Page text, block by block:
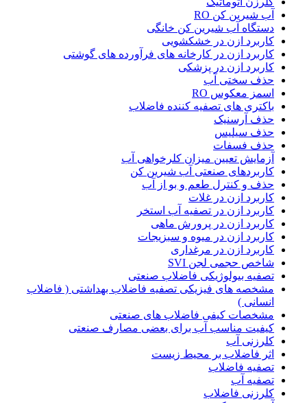
آب شیرین کن RO
دستگاه آب شیرین کن خانگی
کاربرد ازن در خشکشویی
کاربرد ازن در کارخانه های فرآورده های گوشتی
کاربرد ازن در پزشکی
حذف سختی آب
اسمز معکوس RO
باکتری های تصفیه کننده فاضلاب
حذف آرسنیک
حذف سیلیس
حذف فسفات
آزمایش تعیین میزان کلرخواهی آب
کاربردهای صنعتی آب شیرین کن
حذف و کنترل طعم و بو از آب
کاربرد ازن در غلات
کاربرد ازن در تصفیه آب استخر
کاربرد ازن در پرورش ماهی
کاربرد ازن در میوه و سبزیجات
کاربرد ازن در مرغداری
شاخص حجمی لجن SVI
تصفیه بیولوژیکی فاضلاب صنعتی
مشخصه های فیزیکی تصفیه فاضلاب بهداشتی ( فاضلاب
انسانی )
مشخصات کیفی فاضلاب های صنعتی
کیفیت مناسب آب برای بعضی مصارف صنعتی
کلرزنی آب
اثر فاضلاب بر محیط زیست
تصفیه فاضلاب
تصفیه آب
کلرزنی فاضلاب